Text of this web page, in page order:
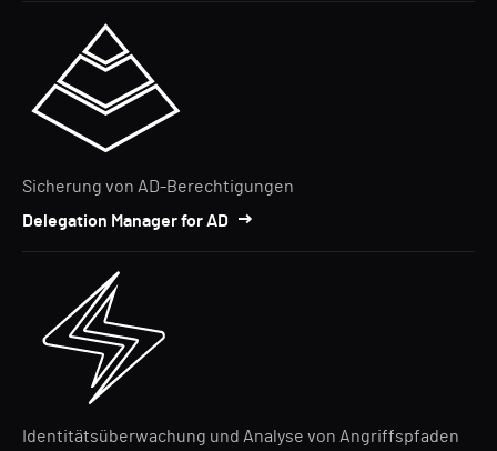
Sicherung von AD-Berechtigungen
Delegation Manager for AD
Identitätsüberwachung und Analyse von Angriffspfaden